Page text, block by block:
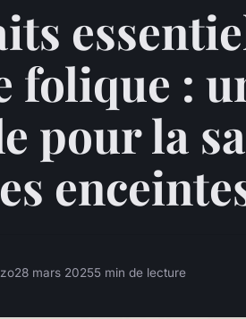
folique :
pour la
28 mars 20255 min de lecture